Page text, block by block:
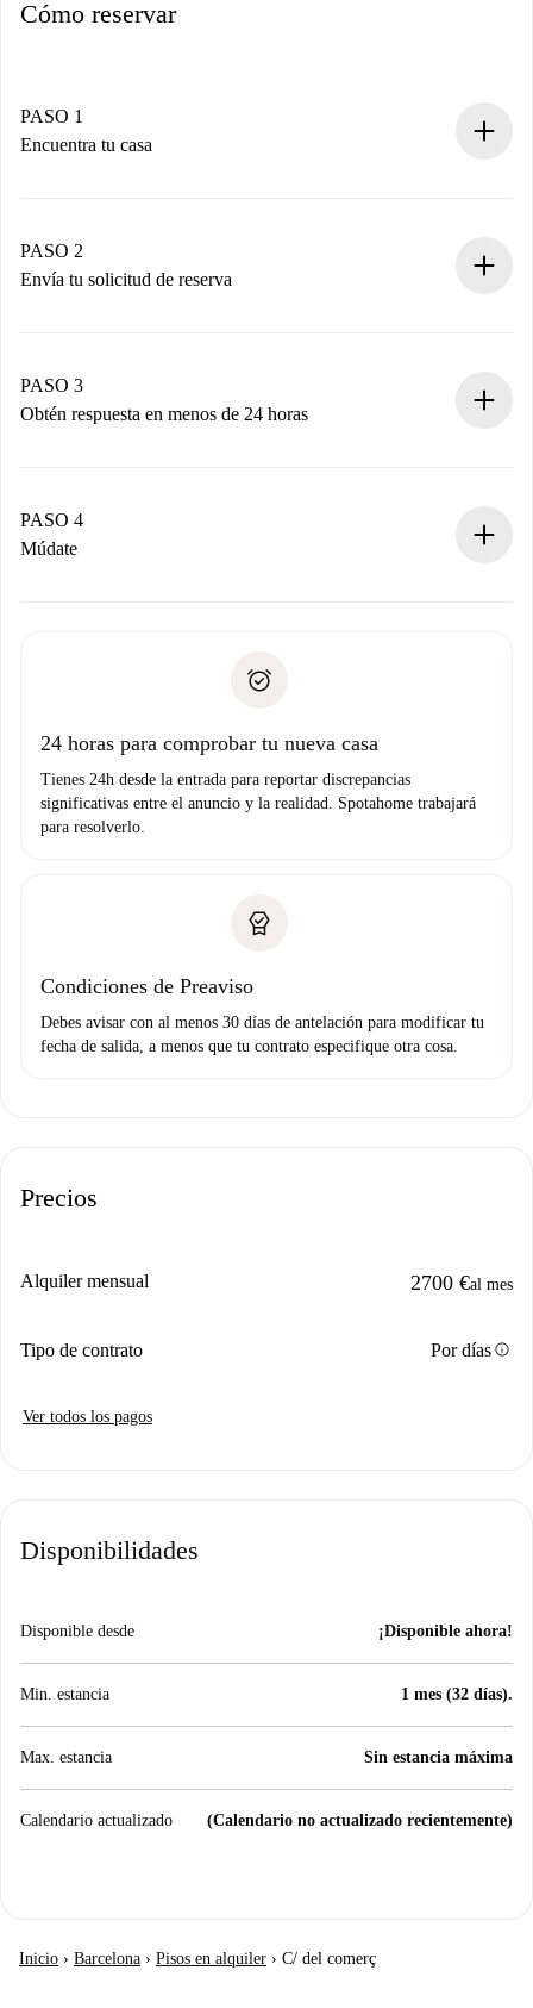
Cómo reservar
PASO 1
Encuentra tu casa
Tienes toda la información necesaria por adelantado.
PASO 2
Envía tu solicitud de reserva
propietario acepte.
PASO 3
Obtén respuesta en menos de 24 horas
contacto con el propietario.
Si es rechazada: No te haremos ningún cargo y te
Prueba de solvencia
PASO 4
Múdate
no nos comunicas ningún problema.
24 horas para comprobar tu nueva casa
Tienes 24h desde la entrada para reportar discrepancias
significativas entre el anuncio y la realidad. Spotahome trabajará
para resolverlo.
Condiciones de Preaviso
Debes avisar con al menos 30 días de antelación para modificar tu
fecha de salida, a menos que tu contrato especifique otra cosa.
Precios
Alquiler mensual 2700 €al mes
Tipo de contrato Por díasinfo
Ver todos los pagos
Disponibilidades
Disponible desde ¡Disponible ahora!
Min. estancia 1 mes (32 días).
Max. estancia Sin estancia máxima
Calendario actualizado (Calendario no actualizado recientemente)
Inicio › Barcelona › Pisos en alquiler › C/ del comerç